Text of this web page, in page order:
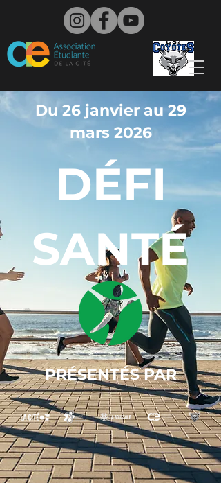
Du 26 janvier au 29
mars 2026
DÉFI
SANTÉ
PRÉSENTÉS PAR